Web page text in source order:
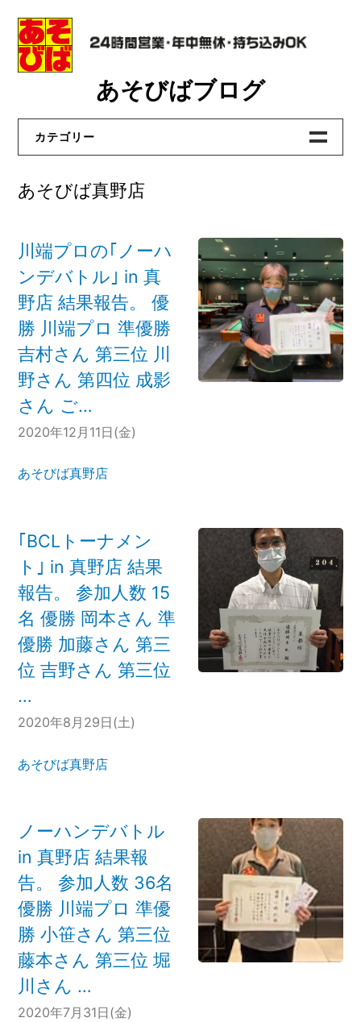
content
あそびばブログ
カテゴリー
あそびば洛西店
あそびば真野店
あそびば貝塚店
あそびば大和高田店
おたからや洛西店
あそびば真野店
川端プロの｢ノーハ
ンデバトル｣ in 真
野店 結果報告。 優
勝 川端プロ 準優勝
吉村さん 第三位 川
野さん 第四位 成影
さん ご…
2020年12月11日(金)
あそびば真野店
｢BCLトーナメン
ト｣ in 真野店 結果
報告。 参加人数 15
名 優勝 岡本さん 準
優勝 加藤さん 第三
位 吉野さん 第三位
…
2020年8月29日(土)
あそびば真野店
ノーハンデバトル
in 真野店 結果報
告。 参加人数 36名
優勝 川端プロ 準優
勝 小笹さん 第三位
藤本さん 第三位 堀
川さん …
2020年7月31日(金)